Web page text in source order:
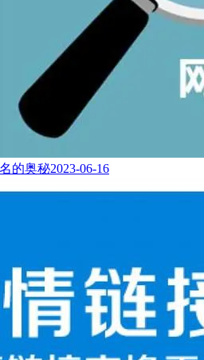
的奥秘2023-06-16